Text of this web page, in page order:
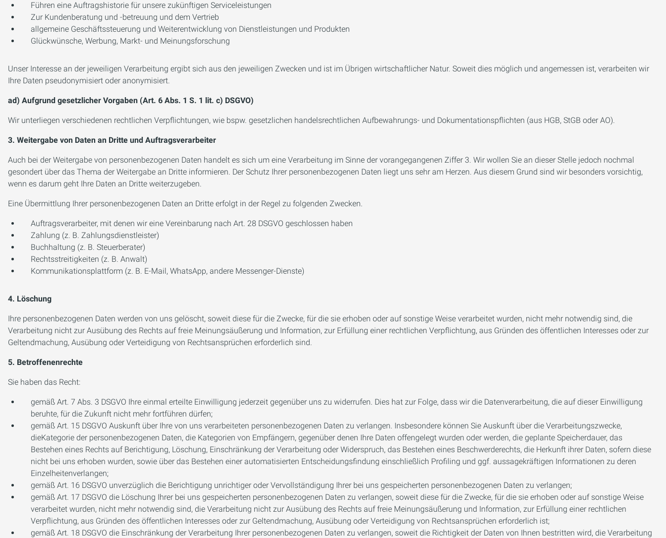
Führen eine Auftragshistorie für unsere zukünftigen Serviceleistungen
Zur Kundenberatung und -betreuung und dem Vertrieb
allgemeine Geschäftssteuerung und Weiterentwicklung von Dienstleistungen und Produkten
Glückwünsche, Werbung, Markt- und Meinungsforschung
Unser Interesse an der jeweiligen Verarbeitung ergibt sich aus den jeweiligen Zwecken und ist im Übrigen wirtschaftlicher Natur. Soweit dies möglich und angemessen ist, verarbeiten wir
Ihre Daten pseudonymisiert oder anonymisiert.
ad) Aufgrund gesetzlicher Vorgaben (Art. 6 Abs. 1 S. 1 lit. c) DSGVO)
Wir unterliegen verschiedenen rechtlichen Verpflichtungen, wie bspw. gesetzlichen handelsrechtlichen Aufbewahrungs- und Dokumentationspflichten (aus HGB, StGB oder AO).
3. Weitergabe von Daten an Dritte und Auftragsverarbeiter
Auch bei der Weitergabe von personenbezogenen Daten handelt es sich um eine Verarbeitung im Sinne der vorangegangenen Ziffer 3. Wir wollen Sie an dieser Stelle jedoch nochmal
gesondert über das Thema der Weitergabe an Dritte informieren. Der Schutz Ihrer personenbezogenen Daten liegt uns sehr am Herzen. Aus diesem Grund sind wir besonders vorsichtig,
wenn es darum geht Ihre Daten an Dritte weiterzugeben.
Eine Übermittlung Ihrer personenbezogenen Daten an Dritte erfolgt in der Regel zu folgenden Zwecken.
Auftragsverarbeiter, mit denen wir eine Vereinbarung nach Art. 28 DSGVO geschlossen haben
Zahlung (z. B. Zahlungsdienstleister)
Buchhaltung (z. B. Steuerberater)
Rechtsstreitigkeiten (z. B. Anwalt)
Kommunikationsplattform (z. B. E-Mail, WhatsApp, andere Messenger-Dienste)
4. Löschung
Ihre personenbezogenen Daten werden von uns gelöscht, soweit diese für die Zwecke, für die sie erhoben oder auf sonstige Weise verarbeitet wurden, nicht mehr notwendig sind, die
Verarbeitung nicht zur Ausübung des Rechts auf freie Meinungsäußerung und Information, zur Erfüllung einer rechtlichen Verpflichtung, aus Gründen des öffentlichen Interesses oder zur
Geltendmachung, Ausübung oder Verteidigung von Rechtsansprüchen erforderlich sind.
5. Betroffenenrechte
Sie haben das Recht:
gemäß Art. 7 Abs. 3 DSGVO Ihre einmal erteilte Einwilligung jederzeit gegenüber uns zu widerrufen. Dies hat zur Folge, dass wir die Datenverarbeitung, die auf dieser Einwilligung
beruhte, für die Zukunft nicht mehr fortführen dürfen;
gemäß Art. 15 DSGVO Auskunft über Ihre von uns verarbeiteten personenbezogenen Daten zu verlangen. Insbesondere können Sie Auskunft über die Verarbeitungszwecke,
dieKategorie der personenbezogenen Daten, die Kategorien von Empfängern, gegenüber denen Ihre Daten offengelegt wurden oder werden, die geplante Speicherdauer, das
Bestehen eines Rechts auf Berichtigung, Löschung, Einschränkung der Verarbeitung oder Widerspruch, das Bestehen eines Beschwerderechts, die Herkunft ihrer Daten, sofern diese
nicht bei uns erhoben wurden, sowie über das Bestehen einer automatisierten Entscheidungsfindung einschließlich Profiling und ggf. aussagekräftigen Informationen zu deren
Einzelheitenverlangen;
gemäß Art. 16 DSGVO unverzüglich die Berichtigung unrichtiger oder Vervollständigung Ihrer bei uns gespeicherten personenbezogenen Daten zu verlangen;
gemäß Art. 17 DSGVO die Löschung Ihrer bei uns gespeicherten personenbezogenen Daten zu verlangen, soweit diese für die Zwecke, für die sie erhoben oder auf sonstige Weise
verarbeitet wurden, nicht mehr notwendig sind, die Verarbeitung nicht zur Ausübung des Rechts auf freie Meinungsäußerung und Information, zur Erfüllung einer rechtlichen
Verpflichtung, aus Gründen des öffentlichen Interesses oder zur Geltendmachung, Ausübung oder Verteidigung von Rechtsansprüchen erforderlich ist;
gemäß Art. 18 DSGVO die Einschränkung der Verarbeitung Ihrer personenbezogenen Daten zu verlangen, soweit die Richtigkeit der Daten von Ihnen bestritten wird, die Verarbeitung